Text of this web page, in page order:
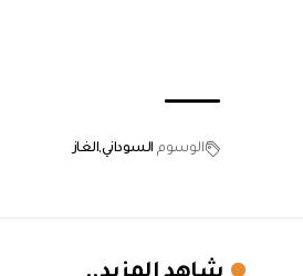
الوسوم السوداني الغاز